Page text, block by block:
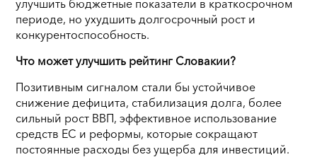
улучшить бюджетные показатели в краткосрочном
периоде, но ухудшить долгосрочный рост и
конкурентоспособность.
Что может улучшить рейтинг Словакии?
Позитивным сигналом стали бы устойчивое
снижение дефицита, стабилизация долга, более
сильный рост ВВП, эффективное использование
средств ЕС и реформы, которые сокращают
постоянные расходы без ущерба для инвестиций.